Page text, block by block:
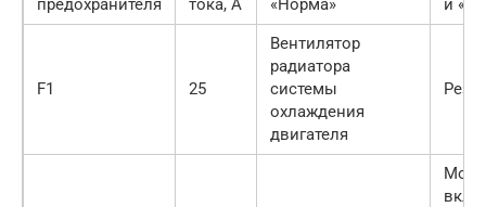
предохранителя тока, А «Норма» и
F1 25
Вентилятор
радиатора
системы
охлаждения
двигателя